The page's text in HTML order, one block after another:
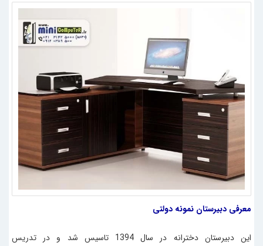
معرفی دبیرستان نمونه دولتی
این دبیرستان دخترانه در سال 1394 تاسیس شد و در تدریس